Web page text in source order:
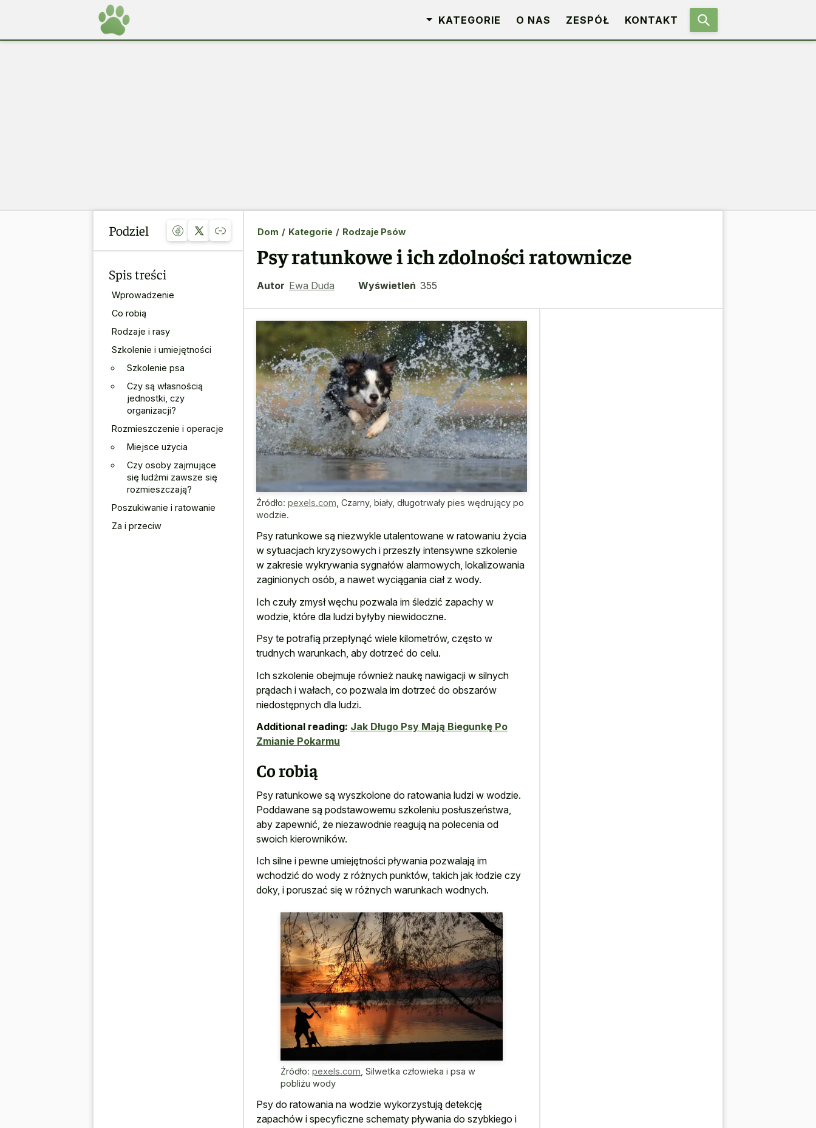
KATEGORIE O NAS ZESPÓŁ KONTAKT
Podziel
Spis treści
Wprowadzenie
Co robią
Rodzaje i rasy
Szkolenie i umiejętności
Szkolenie psa
Czy są własnością
jednostki, czy
organizacji?
Rozmieszczenie i operacje
Miejsce użycia
Czy osoby zajmujące
się ludźmi zawsze się
rozmieszczają?
Poszukiwanie i ratowanie
Za i przeciw
Dom / Kategorie / Rodzaje Psów
Psy ratunkowe i ich zdolności ratownicze
Autor Ewa Duda Wyświetleń 355
Źródło: pexels.com Czarny, biały, długotrwały pies wędrujący po
wodzie.
Psy ratunkowe są niezwykle utalentowane w ratowaniu życia
w sytuacjach kryzysowych i przeszły intensywne szkolenie
w zakresie wykrywania sygnałów alarmowych, lokalizowania
zaginionych osób, a nawet wyciągania ciał z wody.
Ich czuły zmysł węchu pozwala im śledzić zapachy w
wodzie, które dla ludzi byłyby niewidoczne.
Psy te potrafią przepłynąć wiele kilometrów, często w
trudnych warunkach, aby dotrzeć do celu.
Ich szkolenie obejmuje również naukę nawigacji w silnych
prądach i wałach, co pozwala im dotrzeć do obszarów
niedostępnych dla ludzi.
Additional reading: Jak Długo Psy Mają Biegunkę Po
Zmianie Pokarmu
Co robią
Psy ratunkowe są wyszkolone do ratowania ludzi w wodzie.
Poddawane są podstawowemu szkoleniu posłuszeństwa,
aby zapewnić, że niezawodnie reagują na polecenia od
swoich kierowników.
Ich silne i pewne umiejętności pływania pozwalają im
wchodzić do wody z różnych punktów, takich jak łodzie czy
doky, i poruszać się w różnych warunkach wodnych.
Źródło: pexels.com Silwetka człowieka i psa w
pobliżu wody
Psy do ratowania na wodzie wykorzystują detekcję
zapachów i specyficzne schematy pływania do szybkiego i